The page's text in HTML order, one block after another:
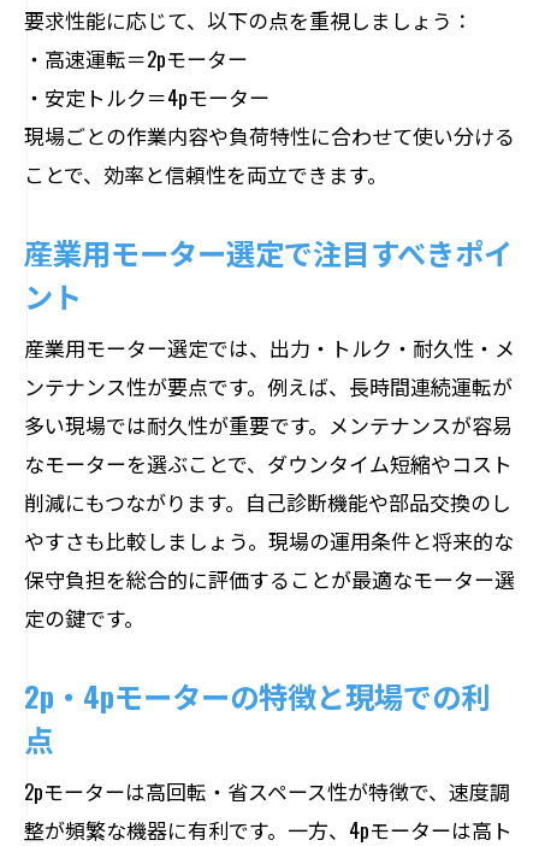
要求性能に応じて、以下の点を重視しましょう：
・高速運転＝2pモーター
・安定トルク＝4pモーター
現場ごとの作業内容や負荷特性に合わせて使い分ける
ことで、効率と信頼性を両立できます。
産業用モーター選定で注目すべきポイ
ント
産業用モーター選定では、出力・トルク・耐久性・メ
ンテナンス性が要点です。例えば、長時間連続運転が
多い現場では耐久性が重要です。メンテナンスが容易
なモーターを選ぶことで、ダウンタイム短縮やコスト
削減にもつながります。自己診断機能や部品交換のし
やすさも比較しましょう。現場の運用条件と将来的な
保守負担を総合的に評価することが最適なモーター選
定の鍵です。
2p・4pモーターの特徴と現場での利
点
2pモーターは高回転・省スペース性が特徴で、速度調
整が頻繁な機器に有利です。一方、4pモーターは高ト